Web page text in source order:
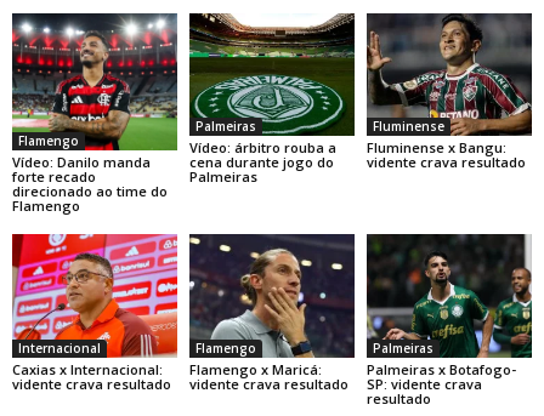
Flamengo
Vídeo: Danilo manda
forte recado
direcionado ao time do
Flamengo
Palmeiras
Vídeo: árbitro rouba a
cena durante jogo do
Palmeiras
Fluminense
Fluminense x Bangu:
vidente crava resultado
Internacional
Caxias x Internacional:
vidente crava resultado
Flamengo
Flamengo x Maricá:
vidente crava resultado
Palmeiras
Palmeiras x Botafogo-
SP: vidente crava
resultado